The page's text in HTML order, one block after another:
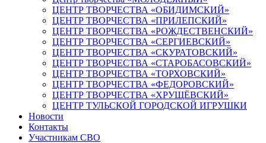
ЦЕНТР ТВОРЧЕСТВА «ОБИДИМСКИЙ»
ЦЕНТР ТВОРЧЕСТВА «ПРИЛЕПСКИЙ»
ЦЕНТР ТВОРЧЕСТВА «РОЖДЕСТВЕНСКИЙ»
ЦЕНТР ТВОРЧЕСТВА «СЕРГИЕВСКИЙ»
ЦЕНТР ТВОРЧЕСТВА «СКУРАТОВСКИЙ»
ЦЕНТР ТВОРЧЕСТВА «СТАРОБАСОВСКИЙ»
ЦЕНТР ТВОРЧЕСТВА «ТОРХОВСКИЙ»
ЦЕНТР ТВОРЧЕСТВА «ФЕДОРОВСКИЙ»
ЦЕНТР ТВОРЧЕСТВА «ХРУЩЁВСКИЙ»
ЦЕНТР ТУЛЬСКОЙ ГОРОДСКОЙ ИГРУШКИ
Новости
Контакты
Участникам СВО